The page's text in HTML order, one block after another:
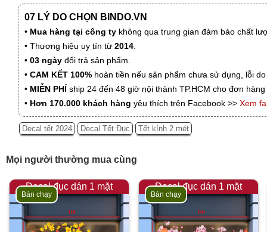
07 LÝ DO CHỌN BINDO.VN
• Mua hàng tại công ty không qua trung gian đảm bảo chất
• Thương hiệu uy tín từ 2014.
• 03 ngày đổi trả sản phẩm.
• CAM KẾT 100% hoàn tiền nếu sản phẩm chưa sử dụng, lỗi
• MIỄN PHÍ ship 24 đến 48 giờ nội thành TP.HCM cho đơn
• Hơn 170.000 khách hàng yêu thích trên Facebook >> Xem
Decal tết 2024 Decal Tết Đục Tết kính 2 mét
Mọi người thường mua cùng
Decal đục dán 1 mặt
Bán chạy
Decal đục dán 1 mặt
Bán chạy